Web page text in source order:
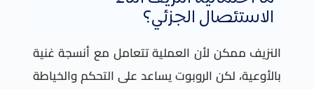
الاستئصال الجزئي؟
النزيف ممكن لأن العملية تتعامل مع أنسجة غنية
بالأوعية، لكن الروبوت يساعد على التحكم والخياطة